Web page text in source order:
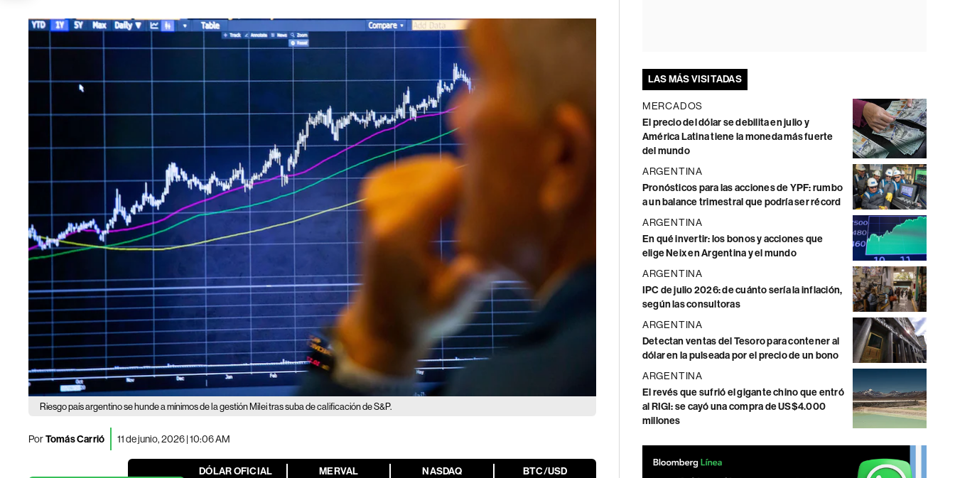
Riesgo país argentino se hunde a mínimos de la gestión Milei tras suba de calificación de S&P.
PorTomás Carrió 11 de junio, 2026 | 10:06 AM
DÓLAR OFICIAL MERVAL NASDAQ BTC/USD
LAS MÁS VISITADAS
MERCADOS
El precio del dólar se debilita en julio y
América Latina tiene la moneda más fuerte
del mundo
ARGENTINA
Pronósticos para las acciones de YPF: rumbo
a un balance trimestral que podría ser récord
ARGENTINA
En qué invertir: los bonos y acciones que
elige Neix en Argentina y el mundo
ARGENTINA
IPC de julio 2026: de cuánto sería la inflación,
según las consultoras
ARGENTINA
Detectan ventas del Tesoro para contener al
dólar en la pulseada por el precio de un bono
ARGENTINA
El revés que sufrió el gigante chino que entró
al RIGI: se cayó una compra de US$4.000
millones